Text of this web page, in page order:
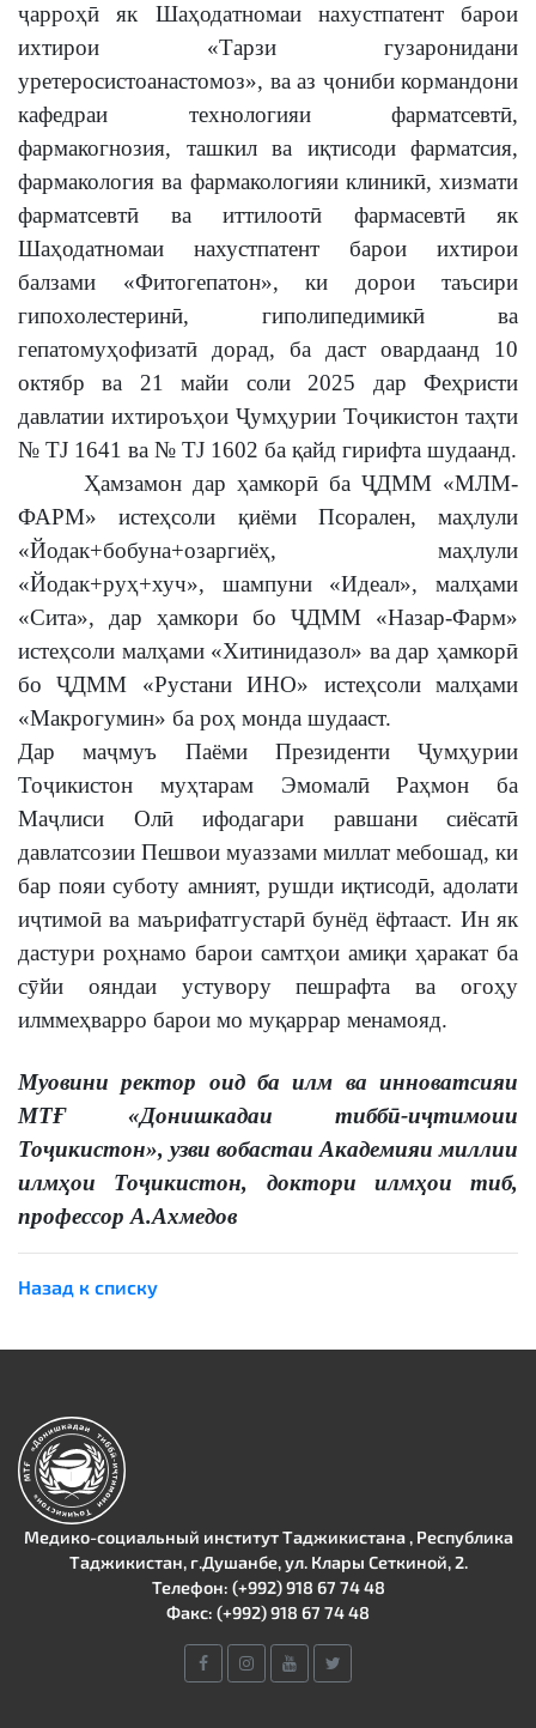
ҷарроҳӣ як Шаҳодатномаи нахустпатент барои
ихтирои «Тарзи гузаронидани
уретеросистоанастомоз», ва аз ҷониби кормандони
кафедраи технологияи фарматсевтӣ,
фармакогнозия, ташкил ва иқтисоди фарматсия,
фармакология ва фармакологияи клиникӣ, хизмати
фарматсевтӣ ва иттилоотӣ фармасевтӣ як
Шаҳодатномаи нахустпатент барои ихтирои
балзами «Фитогепатон», ки дорои таъсири
гипохолестеринӣ, гиполипедимикӣ ва
гепатомуҳофизатӣ дорад, ба даст овардаанд 10
октябр ва 21 майи соли 2025 дар Феҳристи
давлатии ихтироъҳои Ҷумҳурии Тоҷикистон таҳти
№ TJ 1641 ва № TJ 1602 ба қайд гирифта шудаанд.
Ҳамзамон дар ҳамкорӣ ба ҶДММ «МЛМ-
ФАРМ» истеҳсоли қиёми Псорален, маҳлули
«Йодак+бобуна+озаргиёҳ, маҳлули
«Йодак+руҳ+хуч», шампуни «Идеал», малҳами
«Сита», дар ҳамкори бо ҶДММ «Назар-Фарм»
истеҳсоли малҳами «Хитинидазол» ва дар ҳамкорӣ
бо ҶДММ «Рустани ИНО» истеҳсоли малҳами
«Макрогумин» ба роҳ монда шудааст.
Дар маҷмуъ Паёми Президенти Ҷумҳурии
Тоҷикистон муҳтарам Эмомалӣ Раҳмон ба
Маҷлиси Олӣ ифодагари равшани сиёсатӣ
давлатсозии Пешвои муаззами миллат мебошад, ки
бар пояи суботу амният, рушди иқтисодӣ, адолати
иҷтимоӣ ва маърифатгустарӣ бунёд ёфтааст. Ин як
дастури роҳнамо барои самтҳои амиқи ҳаракат ба
сӯйи ояндаи устувору пешрафта ва огоҳу
илммеҳварро барои мо муқаррар менамояд.
Муовини ректор оид ба илм ва инноватсияи
МТҒ «Донишкадаи тиббӣ-иҷтимоии
Тоҷикистон», узви вобастаи Академияи миллии
илмҳои Тоҷикистон, доктори илмҳои тиб,
профессор А.Ахмедов
Назад к списку
Медико-социальный институт Таджикистана , Республика
Таджикистан, г.Душанбе, ул. Клары Сеткиной, 2.
Телефон: (+992) 918 67 74 48
Факс: (+992) 918 67 74 48